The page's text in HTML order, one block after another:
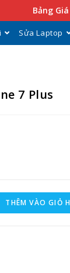
Bảng
Sửa Laptop
7 Plus
THÊM VÀO GIỎ